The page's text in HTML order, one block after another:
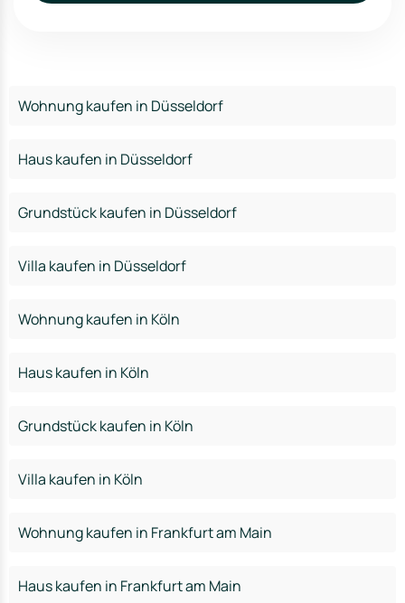
Wohnung kaufen in Düsseldorf
Haus kaufen in Düsseldorf
Grundstück kaufen in Düsseldorf
Villa kaufen in Düsseldorf
Wohnung kaufen in Köln
Haus kaufen in Köln
Grundstück kaufen in Köln
Villa kaufen in Köln
Wohnung kaufen in Frankfurt am Main
Haus kaufen in Frankfurt am Main